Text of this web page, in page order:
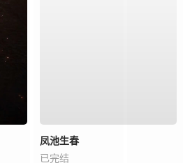
凤池生春
已完结